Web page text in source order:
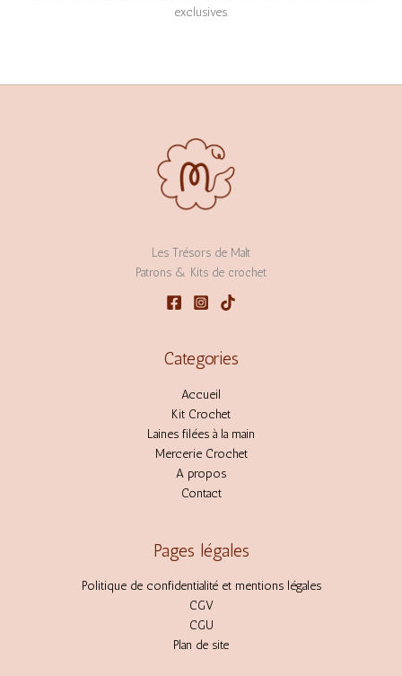
exclusives.
Les Trésors de Malt
Patrons & Kits de crochet
Categories
Accueil
Kit Crochet
Laines filées à la main
Mercerie Crochet
A propos
Contact
Pages légales
Politique de confidentialité et mentions légales
CGV
CGU
Plan de site